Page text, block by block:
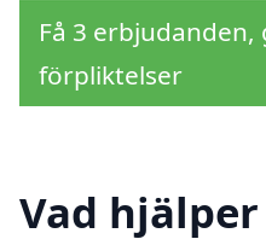
Få 3
förpliktelser
Vad